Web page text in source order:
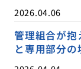
2026.04.06
管理組合が
と専用部分の